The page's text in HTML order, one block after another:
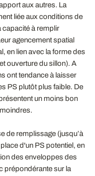
aux autres. La
liée aux conditions de
capacité à remplir
agencement spatial
en lien avec la forme des
ouverture du sillon). A
ont tendance à laisser
PS plutôt plus faible. De
un moins bon
de remplissage (jusqu’à
d'un PS potentiel, en
des enveloppes des
prépondérante sur la